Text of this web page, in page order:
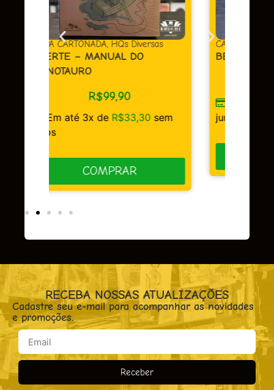
CAPA DURA ,HQs Diversas
BERLIM
Em até 3x de
juros
COMPRAR
RECEBA NOSSAS ATUALIZAÇÕES
Cadastre seu e-mail para acompanhar as novidades
e promoções.
Receber